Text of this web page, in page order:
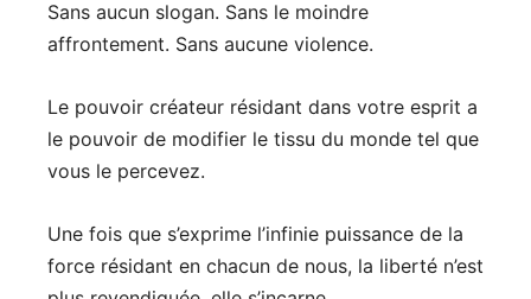
Sans aucun slogan. Sans le moindre
affrontement. Sans aucune violence.
Le pouvoir créateur résidant dans votre esprit a
le pouvoir de modifier le tissu du monde tel que
vous le percevez.
Une fois que s’exprime l’infinie puissance de la
force résidant en chacun de nous, la liberté n’est